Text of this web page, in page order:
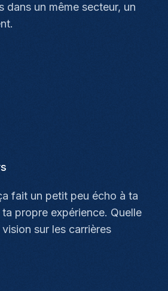
dans un même secteur, un
fait un petit peu écho à ta
propre expérience. Quelle
sur les carrières